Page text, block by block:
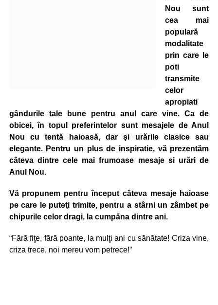
Nou sunt
cea mai
populară
modalitate
prin care le
poti
transmite
celor
apropiati
gândurile tale bune pentru anul care vine. Ca de
obicei, în topul preferintelor sunt mesajele de Anul
Nou cu tentă haioasă, dar şi urările clasice sau
elegante. Pentru un plus de inspiratie, vă prezentăm
câteva dintre cele mai frumoase mesaje si urări de
Anul Nou.
Vă propunem pentru început câteva mesaje haioase
pe care le puteţi trimite, pentru a stârni un zâmbet pe
chipurile celor dragi,la cumpăna dintre ani.
“Fără fiţe, fără poante, la mulţi ani cu sănătate! Criza vine,
criza trece, noi mereu vom petrece!”